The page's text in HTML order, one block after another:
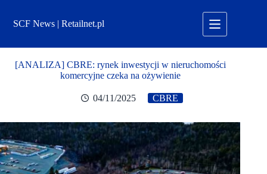
treściSCF News | Retailnet.pl
[ANALIZA] CBRE: rynek inwestycji w nieruchomości
komercyjne czeka na ożywienie
04/11/2025 CBRE